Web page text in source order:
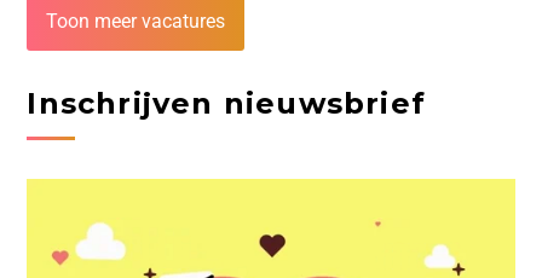
Toon meer vacatures
Inschrijven nieuwsbrief